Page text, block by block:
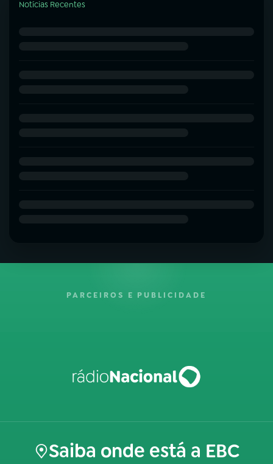
Notícias Recentes
PARCEIROS E PUBLICIDADE
Saiba onde está a EBC